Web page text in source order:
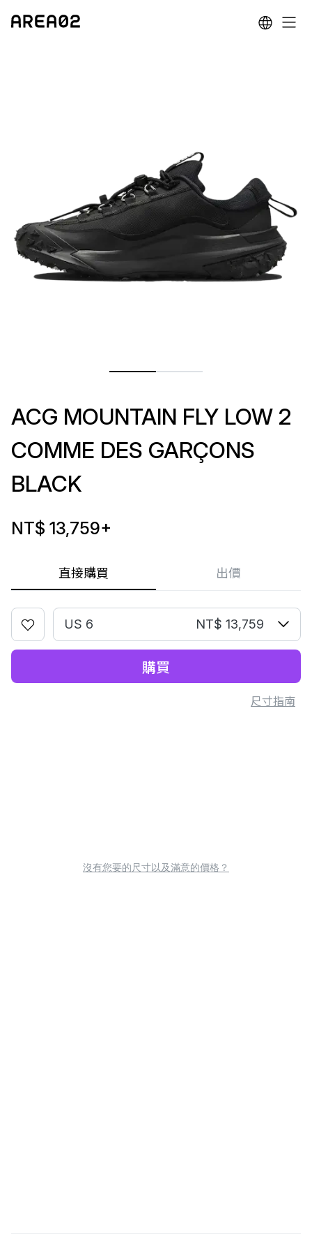
直接購買 出價
ACG MOUNTAIN FLY LOW 2
COMME DES GARÇONS
BLACK
NT$ 13,759+
US 6 NT$ 13,759
購買
尺寸指南
沒有您要的尺寸以及滿意的價格？